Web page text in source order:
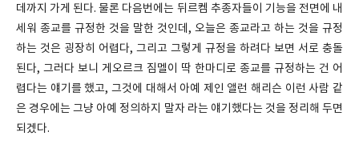
데까지 가게 된다. 물론 다음번에는 뒤르켐 추종자들이 기능을 전면에 내
세워 종교를 규정한 것을 말한 것인데, 오늘은 종교라고 하는 것을 규정
하는 것은 굉장히 어렵다, 그리고 그렇게 규정을 하려다 보면 서로 충돌
된다, 그러다 보니 게오르크 짐멜이 딱 한마디로 종교를 규정하는 건 어
렵다는 얘기를 했고, 그것에 대해서 아예 제인 앨런 해리슨 이런 사람 같
은 경우에는 그냥 아예 정의하지 말자 라는 얘기했다는 것을 정리해 두면
되겠다.